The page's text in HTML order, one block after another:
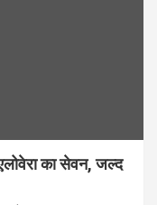
का सेवन, जल्द